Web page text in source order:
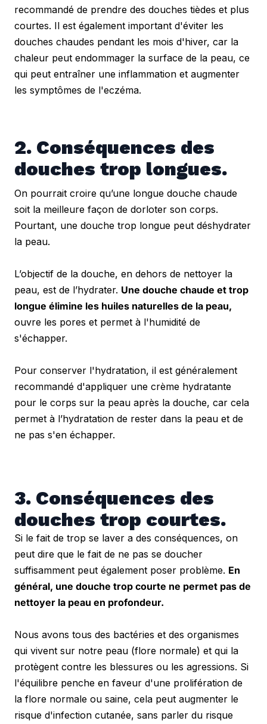
recommandé de prendre des douches tièdes et plus
courtes. Il est également important d'éviter les
douches chaudes pendant les mois d'hiver, car la
chaleur peut endommager la surface de la peau, ce
qui peut entraîner une inflammation et augmenter
les symptômes de l'eczéma.
2. Conséquences des
douches trop longues.
On pourrait croire qu’une longue douche chaude
soit la meilleure façon de dorloter son corps.
Pourtant, une douche trop longue peut déshydrater
la peau.
L’objectif de la douche, en dehors de nettoyer la
peau, est de l’hydrater. Une douche chaude et trop
longue élimine les huiles naturelles de la peau,
ouvre les pores et permet à l'humidité de
s'échapper.
Pour conserver l'hydratation, il est généralement
recommandé d'appliquer une crème hydratante
pour le corps sur la peau après la douche, car cela
permet à l’hydratation de rester dans la peau et de
ne pas s'en échapper.
3. Conséquences des
douches trop courtes.
Si le fait de trop se laver a des conséquences, on
peut dire que le fait de ne pas se doucher
suffisamment peut également poser problème. En
général, une douche trop courte ne permet pas de
nettoyer la peau en profondeur.
Nous avons tous des bactéries et des organismes
qui vivent sur notre peau (flore normale) et qui la
protègent contre les blessures ou les agressions. Si
l'équilibre penche en faveur d'une prolifération de
la flore normale ou saine, cela peut augmenter le
risque d'infection cutanée, sans parler du risque